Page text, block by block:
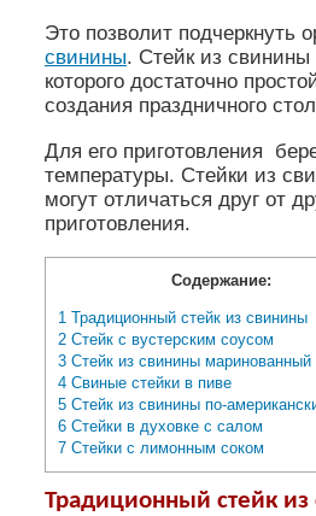
Это позволит подчеркнуть
свинины. Стейк из свинины
которого достаточно
создания праздничного
Для его приготовления
температуры. Стейки из
могут отличаться друг от
приготовления.
Содержание:
1 Традиционный стейк из свинины
2 Стейк с вустерским соусом
3 Стейк из свинины
4 Свиные стейки в пиве
5 Стейк из свинины по-
6 Стейки в духовке с салом
7 Стейки с лимонным соком
Традиционный стейк